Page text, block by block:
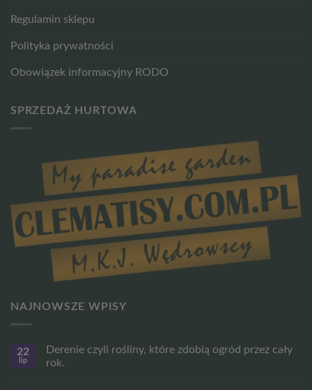
Regulamin sklepu
Polityka prywatności
Obowiązek informacyjny RODO
SPRZEDAŻ HURTOWA
NAJNOWSZE WPISY
22
lip
Derenie czyli rośliny, które zdobią ogród przez cały
rok.